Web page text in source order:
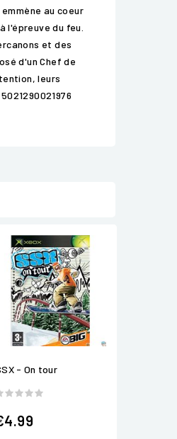
au coeur
du feu.
et des
d'un Chef de
leurs
- On tour